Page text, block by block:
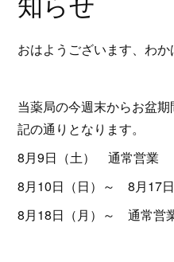
知らせ
おはようございます、わか
当薬局の今週末からお盆
記の通りとなります。
8月9日（土） 通常営業
8月10日（日）～ 8月17
8月18日（月）～ 通常営